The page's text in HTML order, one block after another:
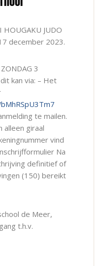
JUDO
december 2023.
3
kan via: – Het
te mailen.
alleen giraal
vind
Na
definitief of
(150) bereikt
de Meer,
t.h.v.